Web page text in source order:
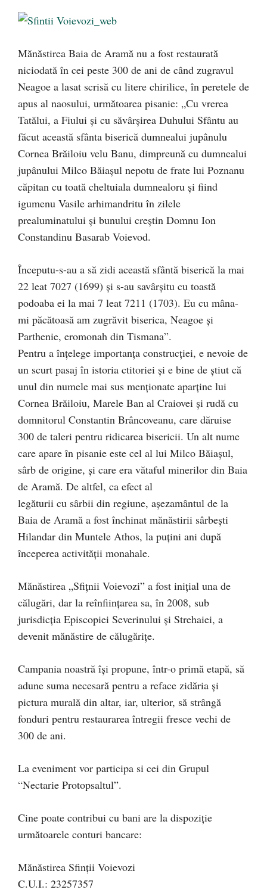
Mănăstirea Baia de Aramă nu a fost restaurată
niciodată în cei peste 300 de ani de când zugravul
Neagoe a lasat scrisă cu litere chirilice, în peretele de
apus al naosului, următoarea pisanie: „Cu vrerea
Tatălui, a Fiului şi cu săvârşirea Duhului Sfântu au
făcut această sfânta biserică dumnealui jupânulu
Cornea Brăiloiu velu Banu, dimpreună cu dumnealui
jupânului Milco Băiaşul nepotu de frate lui Poznanu
căpitan cu toată cheltuiala dumnealoru şi fiind
igumenu Vasile arhimandritu în zilele
prealuminatului şi bunului creştin Domnu Ion
Constandinu Basarab Voievod.
Începutu-s-au a să zidi această sfântă biserică la mai
22 leat 7027 (1699) şi s-au savârşitu cu toastă
podoaba ei la mai 7 leat 7211 (1703). Eu cu mâna-
mi păcătoasă am zugrăvit biserica, Neagoe şi
Parthenie, eromonah din Tismana”.
Pentru a înţelege importanţa construcţiei, e nevoie de
un scurt pasaj în istoria ctitoriei şi e bine de ştiut că
unul din numele mai sus menţionate aparţine lui
Cornea Brăiloiu, Marele Ban al Craiovei şi rudă cu
domnitorul Constantin Brâncoveanu, care dăruise
300 de taleri pentru ridicarea bisericii. Un alt nume
care apare în pisanie este cel al lui Milco Băiaşul,
sârb de origine, şi care era vătaful minerilor din Baia
de Aramă. De altfel, ca efect al
legăturii cu sârbii din regiune, aşezamântul de la
Baia de Aramă a fost închinat mănăstirii sârbeşti
Hilandar din Muntele Athos, la puţini ani după
începerea activităţii monahale.
Mănăstirea „Sfiţnii Voievozi” a fost iniţial una de
călugări, dar la reînfiinţarea sa, în 2008, sub
jurisdicţia Episcopiei Severinului şi Strehaiei, a
devenit mănăstire de călugăriţe.
Campania noastră îşi propune, într-o primă etapă, să
adune suma necesară pentru a reface zidăria şi
pictura murală din altar, iar, ulterior, să strângă
fonduri pentru restaurarea întregii fresce vechi de
300 de ani.
La eveniment vor participa si cei din Grupul
“Nectarie Protopsaltul”.
Cine poate contribui cu bani are la dispoziţie
următoarele conturi bancare:
Mănăstirea Sfinţii Voievozi
C.U.I.: 23257357